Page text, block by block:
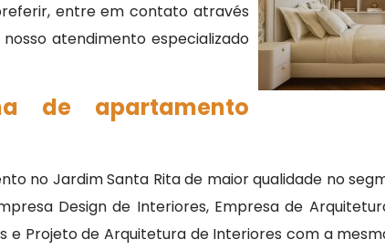
entre em contato através
atendimento especializado
de apartamento
no Jardim Santa Rita de maior qualidade no
Design de Interiores, Empresa de
Projeto de Arquitetura de Interiores com a